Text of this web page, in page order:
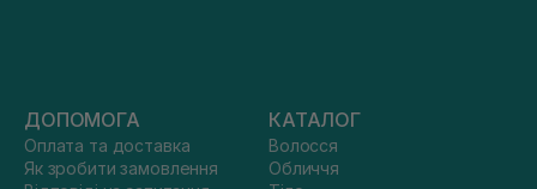
ДОПОМОГА
Оплата та доставка
Як зробити замовлення
КАТАЛОГ
Волосся
Обличчя